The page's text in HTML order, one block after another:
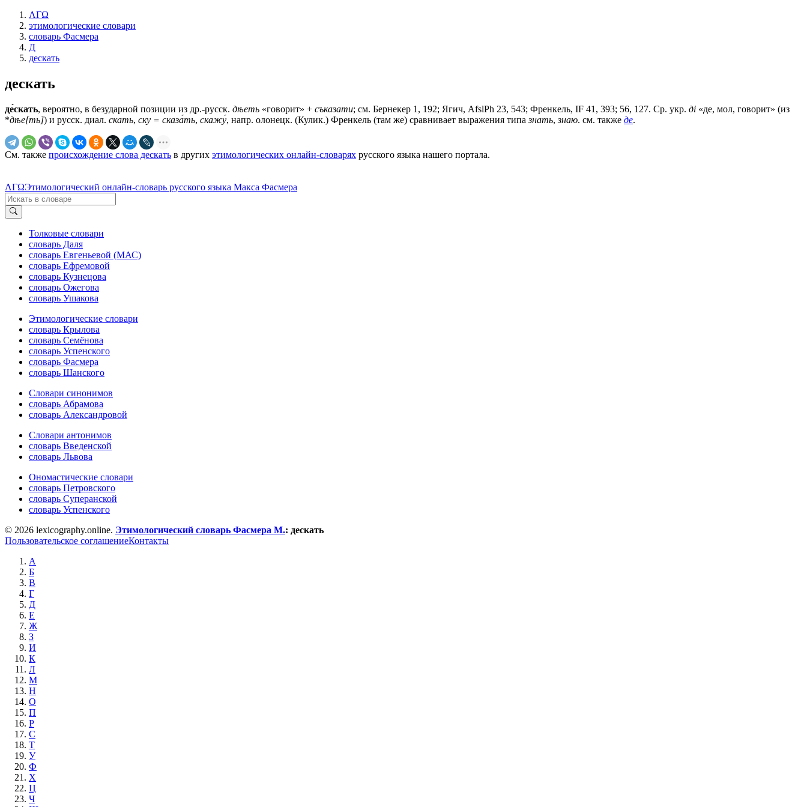
ΛΓΩ
этимологические словари
словарь Фасмера
Д
дескать
дескать
де́скать, вероятно, в безударной позиции из др.-русск. дѣеть «говорит» + съказати; см. Бернекер 1, 192; Ягич, AfslPh 23, 543; Френкель, IF 41, 393; 56, 127. Ср. укр. дi «де, мол, говорит» (из
*дѣе[ть]) и русск. диал. скать, ску = сказа́ть, скажу́, напр. олонецк. (Кулик.) Френкель (там же) сравнивает выражения типазнать,знаю. см. также де.
См. также происхождение слова дескать в других этимологических онлайн-словарях русского языка нашего портала.
ΛΓΩЭтимологический онлайн-словарь русского языка Макса Фасмера
Толковые словари
словарь Даля
словарь Евгеньевой (МАС)
словарь Ефремовой
словарь Кузнецова
словарь Ожегова
словарь Ушакова
Этимологические словари
словарь Крылова
словарь Семёнова
словарь Успенского
словарь Фасмера
словарь Шанского
Словари синонимов
словарь Абрамова
словарь Александровой
Словари антонимов
словарь Введенской
словарь Львова
Ономастические словари
словарь Петровского
словарь Суперанской
словарь Успенского
© 2026 lexicography.online. Этимологический словарь Фасмера М.: дескать
Пользовательское соглашениеКонтакты
А
Б
В
Г
Д
Е
Ж
З
И
К
Л
М
Н
О
П
Р
С
Т
У
Ф
Х
Ц
Ч